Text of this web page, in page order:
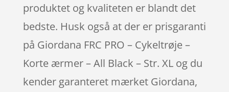
produktet og kvaliteten er blandt det
bedste. Husk også at der er prisgaranti
på Giordana FRC PRO – Cykeltrøje –
Korte ærmer – All Black – Str. XL og du
kender garanteret mærket Giordana,